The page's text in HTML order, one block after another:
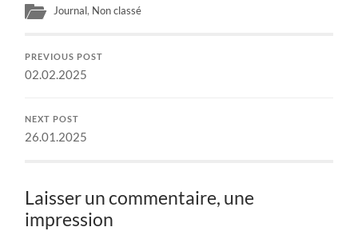
Journal, Non classé
PREVIOUS POST
02.02.2025
NEXT POST
26.01.2025
Laisser un commentaire, une
impression